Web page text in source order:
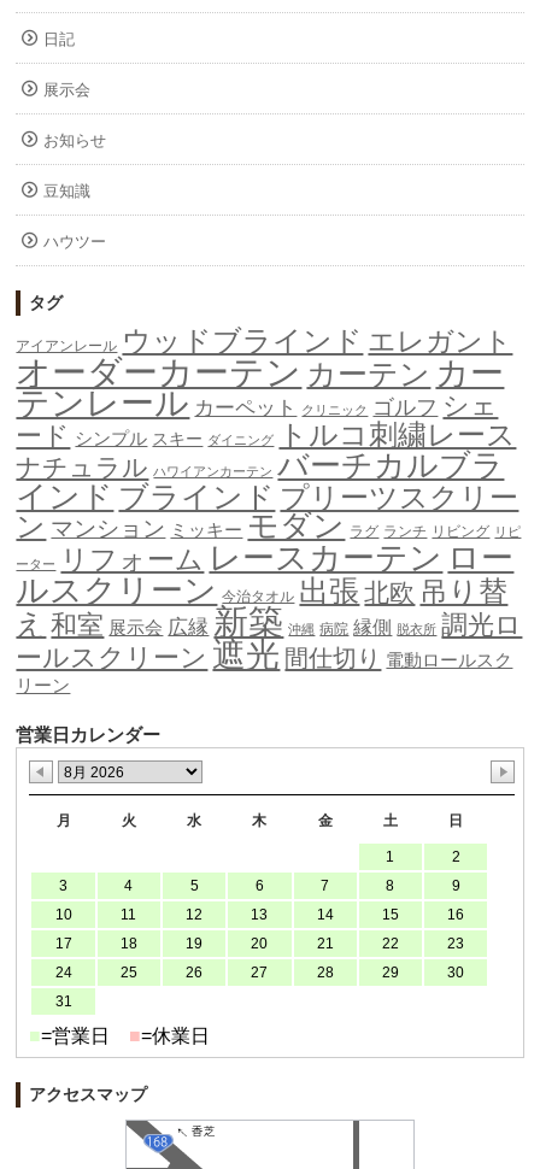
日記
展示会
お知らせ
豆知識
ハウツー
タグ
アイアンレール ウッドブラインド エレガント
オーダーカーテン カーテン カー
テンレール カーペット クリニック ゴルフ シェ
ード シンプル スキー ダイニング トルコ刺繍レース
ナチュラル ハワイアンカーテン バーチカルブラ
インド ブラインド プリーツスクリー
ン マンション ミッキー モダン ラグ ランチ リビング リピ
ーター リフォーム レースカーテン ロー
ルスクリーン 今治タオル 出張 北欧 吊り替
え 和室 展示会 広縁 新築 沖縄 病院 縁側 脱衣所 調光ロ
ールスクリーン 遮光 間仕切り 電動ロールスク
リーン
営業日カレンダー
月 火 水 木 金 土 日
1
2
3
4 5 6 7 8
9
10
11 12 13 14 15
16
17
18 19 20 21 22
23
24
25 26 27 28 29
30
31
■=営業日 ■=休業日
アクセスマップ